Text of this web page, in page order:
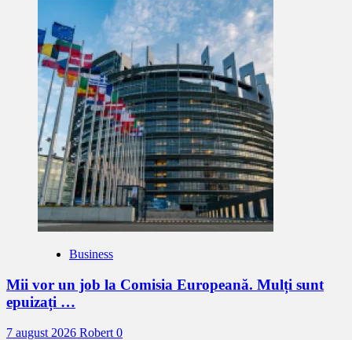
Business
Mii vor un job la Comisia Europeană. Mulți sunt
epuizați …
7 august 2026 Robert 0